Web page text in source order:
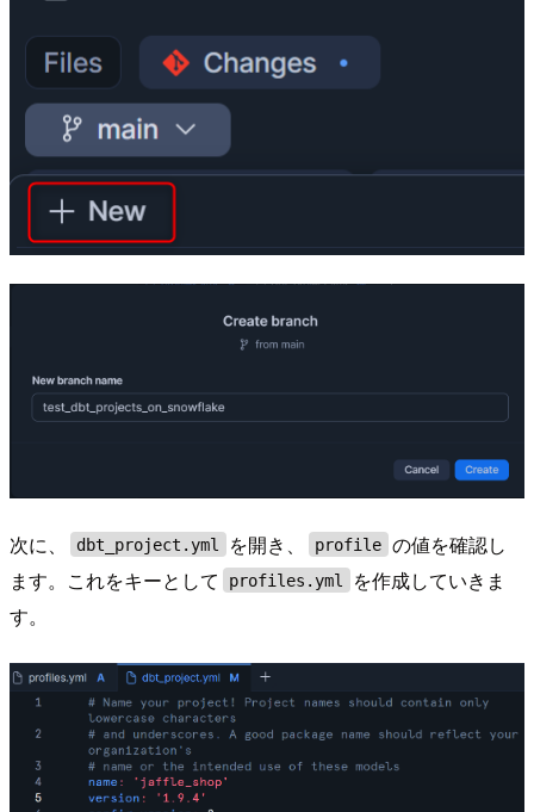
次に、 dbt_project.yml を開き、 profile の値を確認し
ます。これをキーとして
profiles.yml
を作成していきま
す。